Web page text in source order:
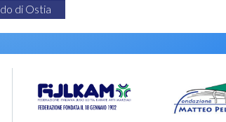
di Ostia